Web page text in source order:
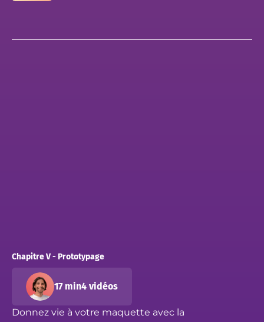
Chapitre V - Prototypage
17 min4 vidéos
Donnez vie à votre maquette avec la